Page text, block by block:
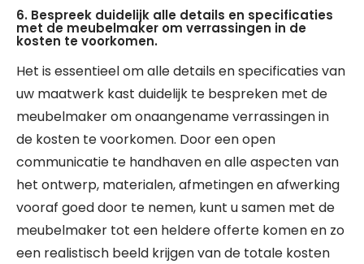
6. Bespreek duidelijk alle details en specificaties
met de meubelmaker om verrassingen in de
kosten te voorkomen.
Het is essentieel om alle details en specificaties van
uw maatwerk kast duidelijk te bespreken met de
meubelmaker om onaangename verrassingen in
de kosten te voorkomen. Door een open
communicatie te handhaven en alle aspecten van
het ontwerp, materialen, afmetingen en afwerking
vooraf goed door te nemen, kunt u samen met de
meubelmaker tot een heldere offerte komen en zo
een realistisch beeld krijgen van de totale kosten